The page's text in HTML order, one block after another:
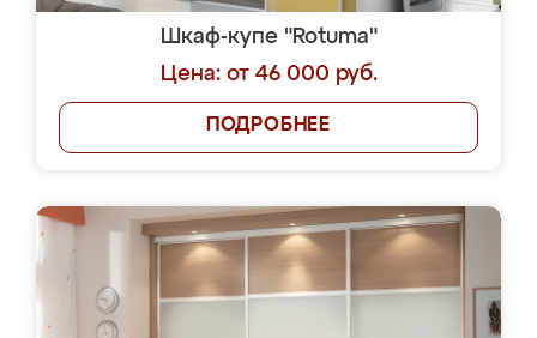
Шкаф-купе "Rotuma"
Цена: от 46 000 руб.
ПОДРОБНЕЕ